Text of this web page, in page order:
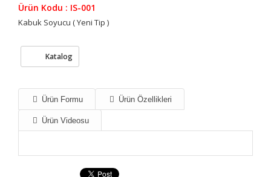
Ürün Kodu : IS-001
Kabuk Soyucu ( Yeni Tip )
Katalog
Ürün Formu Ürün Özellikleri
Ürün Videosu